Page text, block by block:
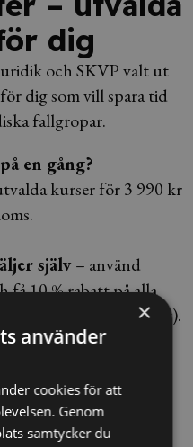
dig
och SKVP valt ut
dig som vill spara tid
fallgropar.
en gång?
kurser för 3 990 kr
själv– använd
få 10 % rabatt på alla
(gäller ej SKVPs paket).
×
använder
cookies för att
Genom
samtycker du